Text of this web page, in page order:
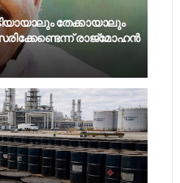
തേക്കായാലും
രാജ്‌മോഹന്‍